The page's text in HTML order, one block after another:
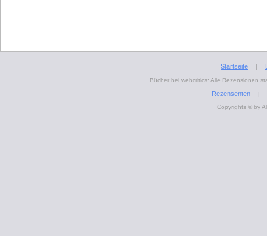
Startseite |
Bücher bei webcritics: Alle Rezensionen
Rezensenten
|
Copyrights © by